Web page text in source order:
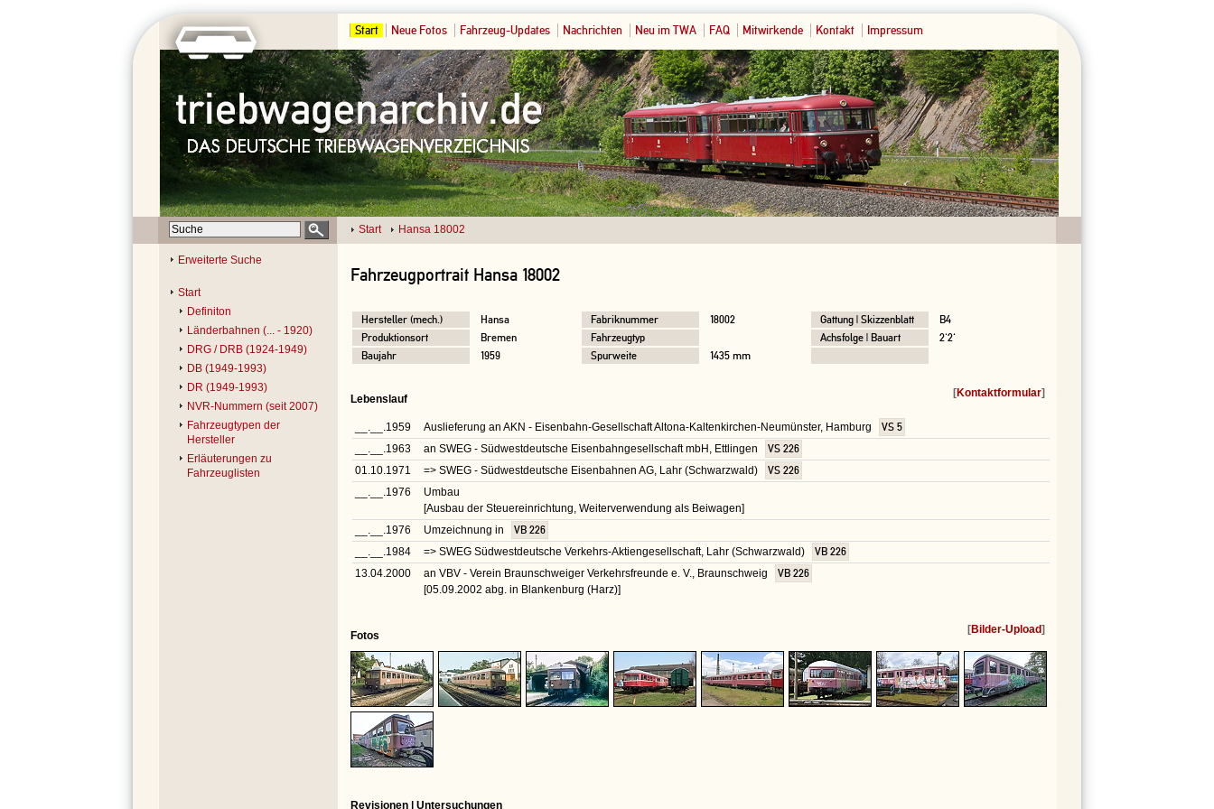
Start Neue Fotos Fahrzeug-Updates Nachrichten Neu im TWA FAQ Mitwirkende Kontakt Impressum
Start Hansa 18002
Erweiterte Suche
Start
Definiton
Länderbahnen (... - 1920)
DRG / DRB (1924-1949)
DB (1949-1993)
DR (1949-1993)
NVR-Nummern (seit 2007)
Fahrzeugtypen der
Hersteller
Erläuterungen zu
Fahrzeuglisten
Fahrzeugportrait Hansa 18002
Hersteller (mech.) Hansa Fabriknummer 18002 Gattung | Skizzenblatt
B4
Produktionsort
Bremen Fahrzeugtyp Achsfolge | Bauart
2'2'
Baujahr
1959 Spurweite 1435 mm
Lebenslauf [Kontaktformular]
__.__.1959 Auslieferung an AKN - Eisenbahn-Gesellschaft Altona-Kaltenkirchen-Neumünster, Hamburg
VS 5
__.__.1963
an SWEG - Südwestdeutsche Eisenbahngesellschaft mbH, Ettlingen
VS 226
01.10.1971
=> SWEG - Südwestdeutsche Eisenbahnen AG, Lahr (Schwarzwald)
VS 226
__.__.1976
Umbau
[Ausbau der Steuereinrichtung, Weiterverwendung als Beiwagen]
__.__.1976
Umzeichnung in
VB 226
__.__.1984
=> SWEG Südwestdeutsche Verkehrs-Aktiengesellschaft, Lahr (Schwarzwald)
VB 226
13.04.2000
an VBV - Verein Braunschweiger Verkehrsfreunde e. V., Braunschweig
VB 226
[05.09.2002 abg. in Blankenburg (Harz)]
Fotos [Bilder-Upload]
Revisionen | Untersuchungen